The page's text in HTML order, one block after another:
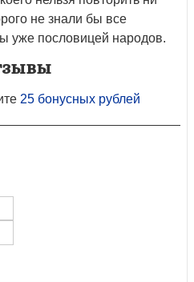
не знали бы все
уже пословицей народов.
25 бонусных рублей